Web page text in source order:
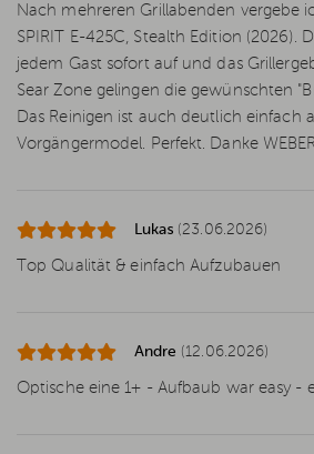
Nach mehreren Grillabenden vergebe
SPIRIT E-425C, Stealth Edition (2026).
jedem Gast sofort auf und das
Sear Zone gelingen die gewünschten
Das Reinigen ist auch deutlich einfach
Vorgängermodel. Perfekt. Danke WEBER.
Lukas (23.06.2026)
Top Qualität & einfach Aufzubauen
Andre (12.06.2026)
Optische eine 1+ - Aufbaub war easy -